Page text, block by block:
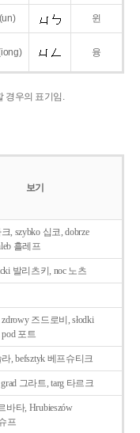
(un) 윈
융
경우의 표기임.
보기
, szybko 십코, dobrze
흘레프
발리츠키, noc 노츠
즈드로비, słodki
포트
라, befsztyk 베프슈티크
그라트, targ 타르크
바타, Hrubieszów
프